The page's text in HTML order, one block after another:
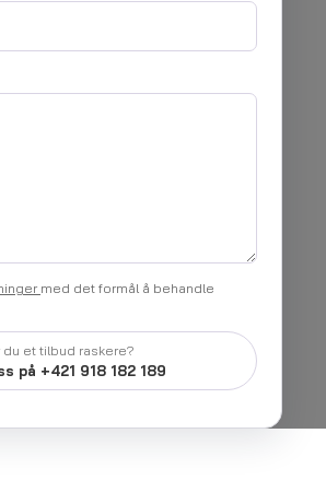
med det formål å behandle
du et tilbud raskere?
på +421 918 182 189